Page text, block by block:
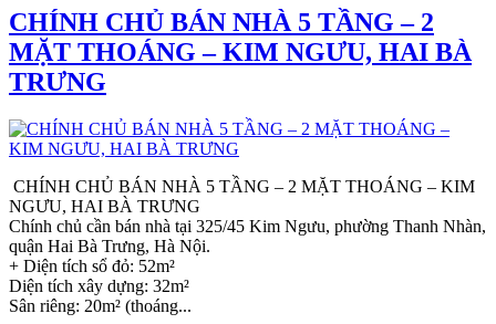
CHÍNH CHỦ BÁN NHÀ 5 TẦNG – 2
MẶT THOÁNG – KIM NGƯU, HAI BÀ
TRƯNG
CHÍNH CHỦ BÁN NHÀ 5 TẦNG – 2 MẶT THOÁNG – KIM
NGƯU, HAI BÀ TRƯNG
Chính chủ cần bán nhà tại 325/45 Kim Ngưu, phường Thanh Nhàn,
quận Hai Bà Trưng, Hà Nội.
+ Diện tích sổ đỏ: 52m²
Diện tích xây dựng: 32m²
Sân riêng: 20m² (thoáng...